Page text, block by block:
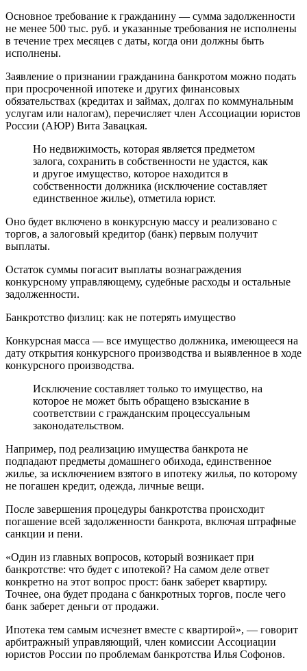
Основное требование к гражданину — сумма задолженности
не менее 500 тыс. руб. и указанные требования не исполнены
в течение трех месяцев с даты, когда они должны быть
исполнены.
Заявление о признании гражданина банкротом можно подать
при просроченной ипотеке и других финансовых
обязательствах (кредитах и займах, долгах по коммунальным
услугам или налогам), перечисляет член Ассоциации юристов
России (АЮР) Вита Завацкая.
Но недвижимость, которая является предметом
залога, сохранить в собственности не удастся, как
и другое имущество, которое находится в
собственности должника (исключение составляет
единственное жилье), отметила юрист.
Оно будет включено в конкурсную массу и реализовано с
торгов, а залоговый кредитор (банк) первым получит
выплаты.
Остаток суммы погасит выплаты вознаграждения
конкурсному управляющему, судебные расходы и остальные
задолженности.
Банкротство физлиц: как не потерять имущество
Конкурсная масса — все имущество должника, имеющееся на
дату открытия конкурсного производства и выявленное в ходе
конкурсного производства.
Исключение составляет только то имущество, на
которое не может быть обращено взыскание в
соответствии с гражданским процессуальным
законодательством.
Например, под реализацию имущества банкрота не
подпадают предметы домашнего обихода, единственное
жилье, за исключением взятого в ипотеку жилья, по которому
не погашен кредит, одежда, личные вещи.
После завершения процедуры банкротства происходит
погашение всей задолженности банкрота, включая штрафные
санкции и пени.
«Один из главных вопросов, который возникает при
банкротстве: что будет с ипотекой? На самом деле ответ
конкретно на этот вопрос прост: банк заберет квартиру.
Точнее, она будет продана с банкротных торгов, после чего
банк заберет деньги от продажи.
Ипотека тем самым исчезнет вместе с квартирой», — говорит
арбитражный управляющий, член комиссии Ассоциации
юристов России по проблемам банкротства Илья Софонов.